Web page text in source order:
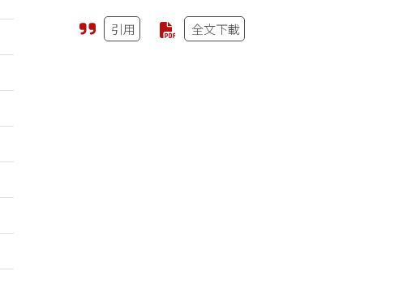
引用 全文下載